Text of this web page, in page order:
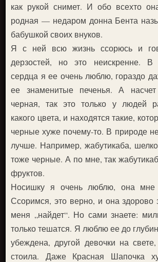
как рукой снимет. И обо всехто
родная — недаром донна Бента
бабушкой своих внуков.
Я с ней всю жизнь ссорюсь и
дерзостей, но это неискренне. В
сердца я ее очень люблю, гораздо
ее знаменитые печенья. А
черная, так это только у людей
какого цвета, и находятся такие,
черные хуже почему-то. В природе
лучше. Например, жабутикаба,
тоже черные. А по мне, так
фруктов.
Носишку я очень люблю, она мне
Ссоримся, это верно, и она здорово
меня „найдет“. Но сами знаете:
только тешатся. Я люблю ее до
убеждена, другой девочки на
стоила. Даже Красная Шапочка